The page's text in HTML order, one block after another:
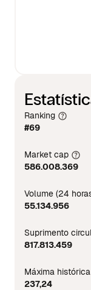
Ranking
#69
Market cap
586.008.369
Volume (24
55.134.956
Suprimento
817.813.459
Máxima histórica
237,24